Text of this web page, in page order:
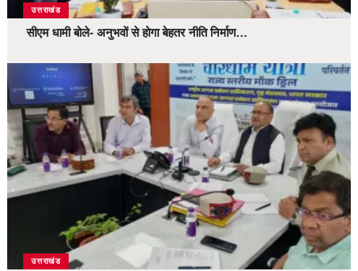
उत्तराखंड
सीएम धामी बोले- अनुभवों से होगा बेहतर नीति निर्माण…
उत्तराखंड